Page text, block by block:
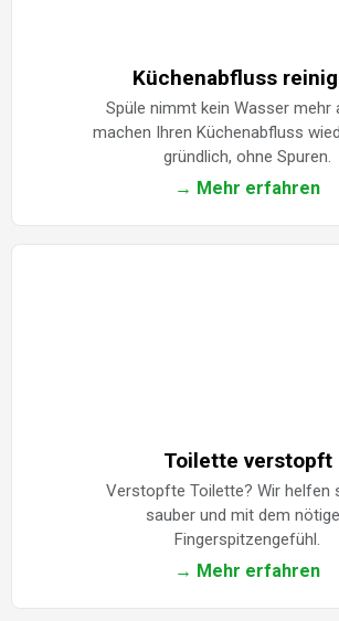
Küchenabfluss
Spüle nimmt kein Wasser mehr
machen Ihren Küchenabfluss
gründlich, ohne Spuren.
→ Mehr erfahren
Toilette verstopft
Verstopfte Toilette? Wir helfen
sauber und mit dem
Fingerspitzengefühl.
→ Mehr erfahren